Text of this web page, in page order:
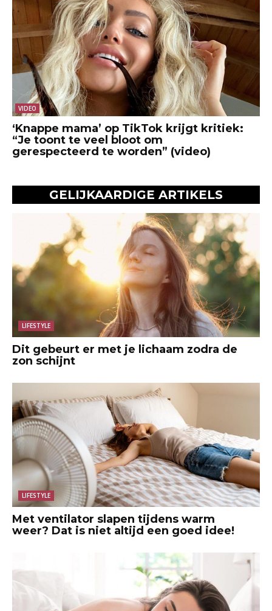
VIDEO
‘Knappe mama’ op TikTok krijgt kritiek:
“Je toont te veel bloot om
gerespecteerd te worden” (video)
GELIJKAARDIGE ARTIKELS
LIFESTYLE
Dit gebeurt er met je lichaam zodra de
zon schijnt
LIFESTYLE
Met ventilator slapen tijdens warm
weer? Dat is niet altijd een goed idee!